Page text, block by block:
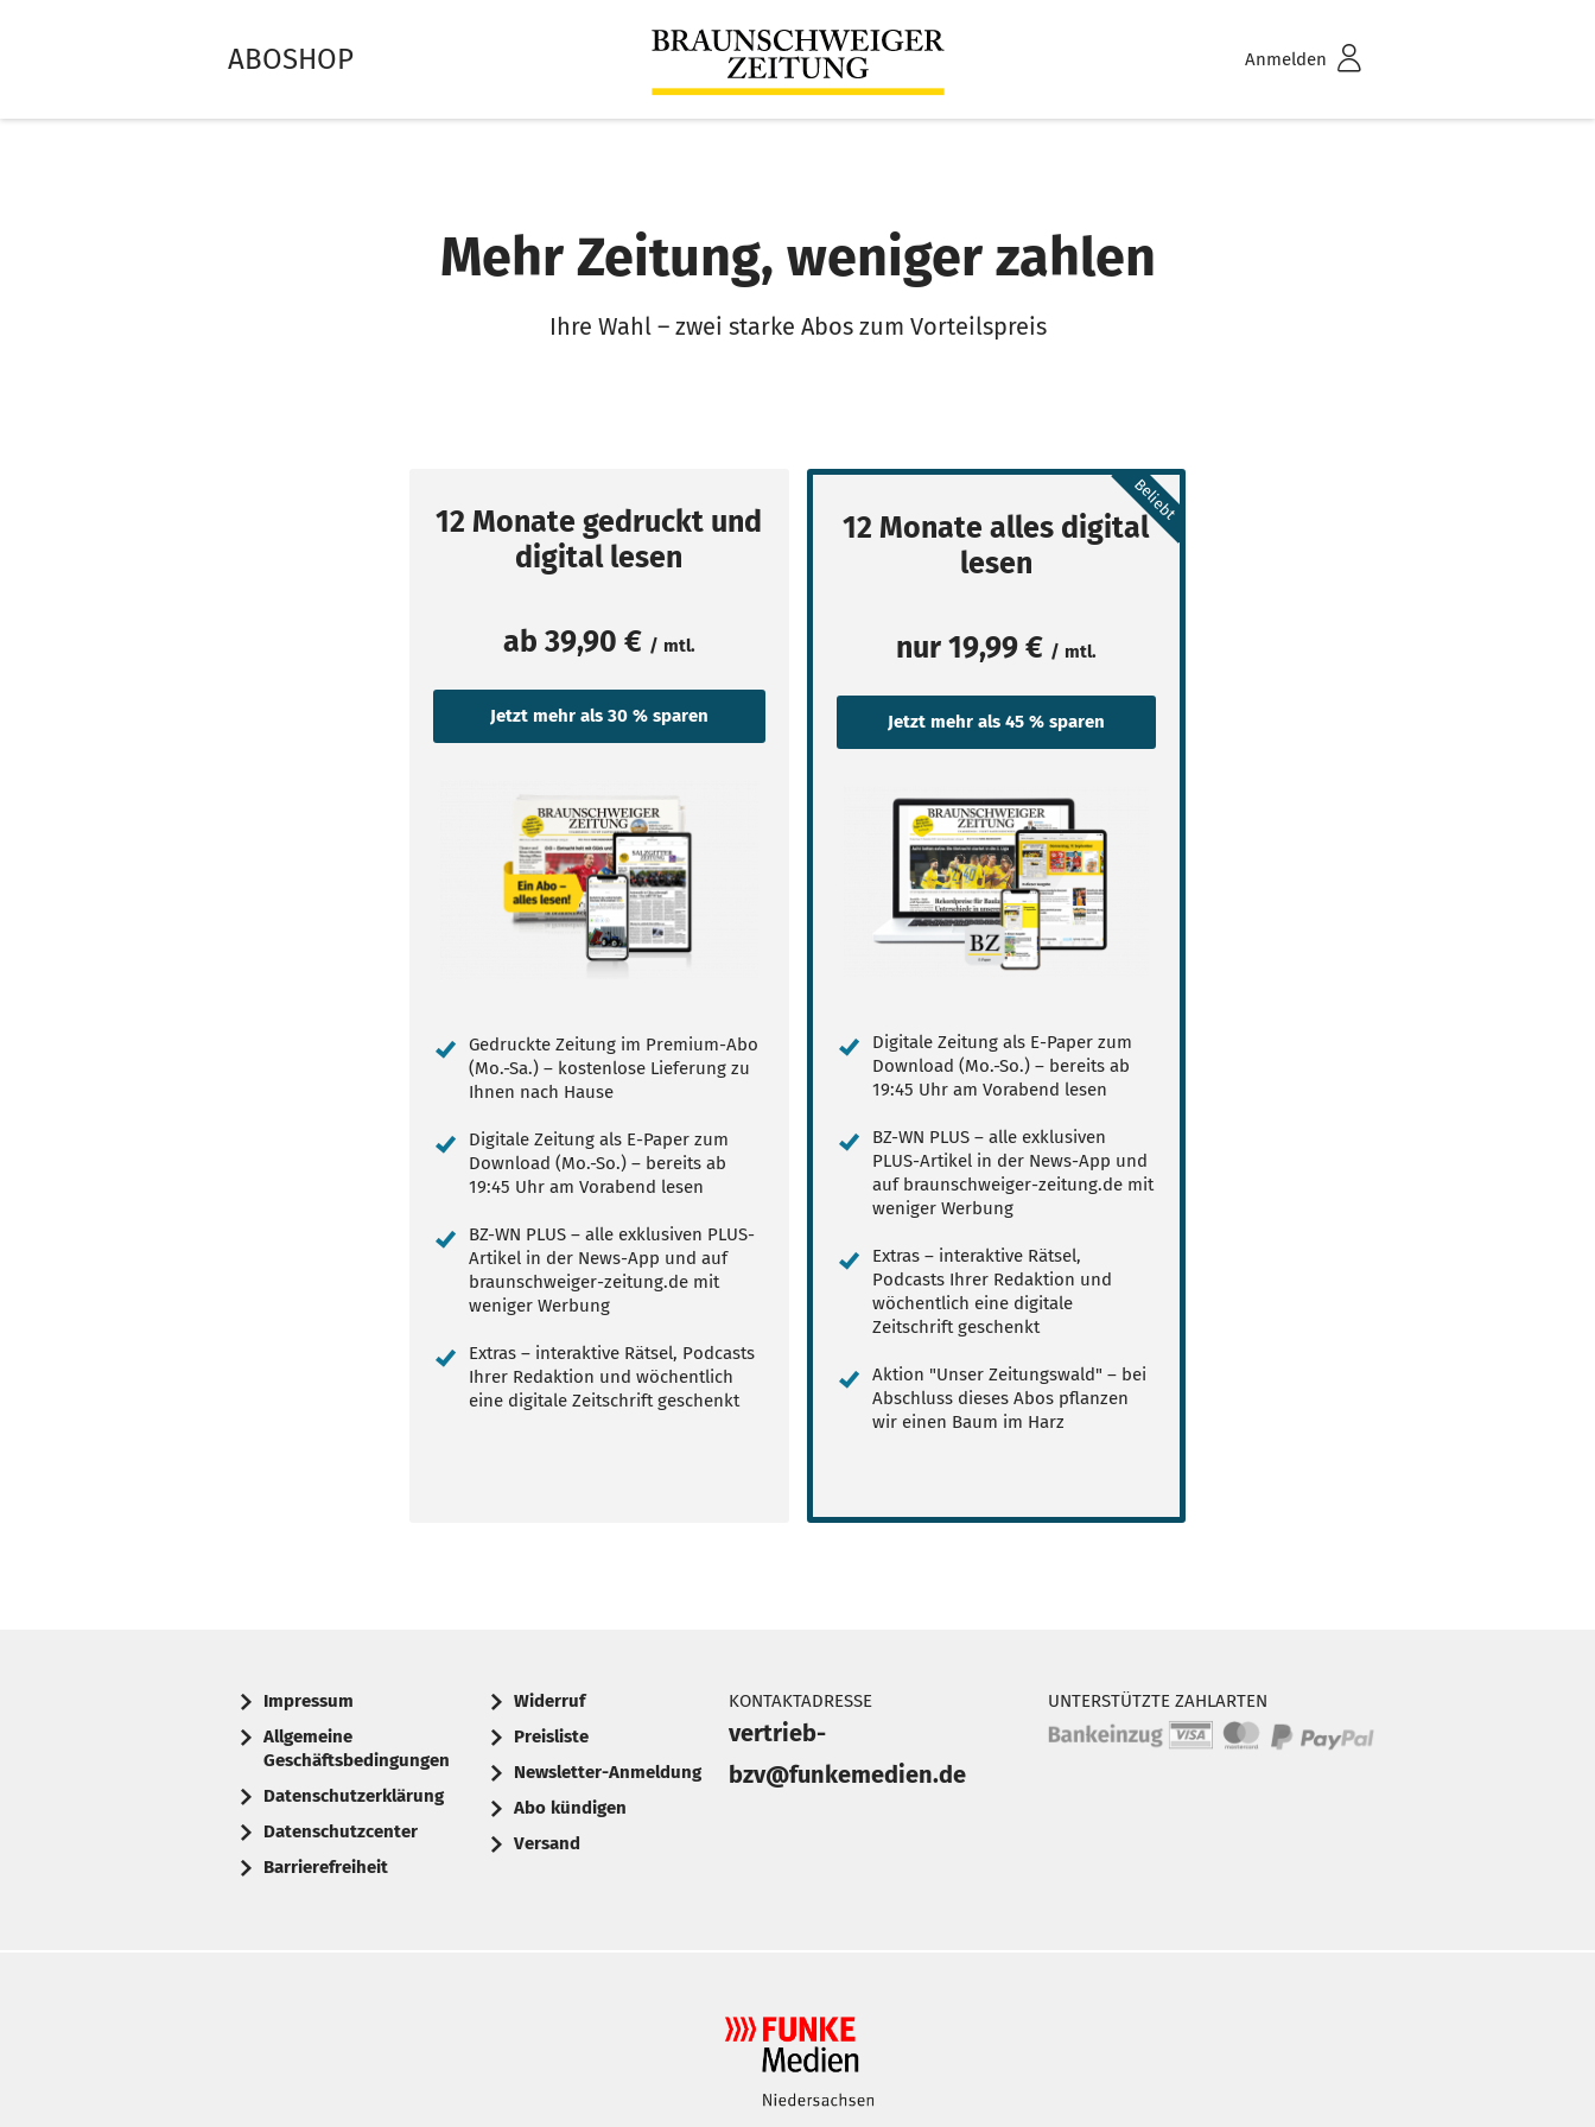
ABOSHOP Anmelden
Mehr Zeitung, weniger zahlen
Ihre Wahl – zwei starke Abos zum Vorteilspreis
12 Monate gedruckt und
digital lesen
ab 39,90 € / mtl.
Gedruckte Zeitung im Premium-Abo
(Mo.-Sa.) – kostenlose Lieferung zu
Ihnen nach Hause
Digitale Zeitung als E-Paper zum
Download (Mo.-So.) – bereits ab
19:45 Uhr am Vorabend lesen
BZ-WN PLUS – alle exklusiven PLUS-
Artikel in der News-App und auf
braunschweiger-zeitung.de mit
weniger Werbung
Extras – interaktive Rätsel, Podcasts
Ihrer Redaktion und wöchentlich
eine digitale Zeitschrift geschenkt
Beliebt
12 Monate alles digital
lesen
nur 19,99 € / mtl.
Digitale Zeitung als E-Paper zum
Download (Mo.-So.) – bereits ab
19:45 Uhr am Vorabend lesen
BZ-WN PLUS – alle exklusiven
PLUS-Artikel in der News-App und
auf braunschweiger-zeitung.de mit
weniger Werbung
Extras – interaktive Rätsel,
Podcasts Ihrer Redaktion und
wöchentlich eine digitale
Zeitschrift geschenkt
Aktion "Unser Zeitungswald" – bei
Abschluss dieses Abos pflanzen
wir einen Baum im Harz
Impressum
Allgemeine
Geschäftsbedingungen
Datenschutzerklärung
Datenschutzcenter
Barrierefreiheit
Widerruf
Preisliste
Newsletter-Anmeldung
Abo kündigen
Versand
KONTAKTADRESSE
vertrieb-
bzv@funkemedien.de
UNTERSTÜTZTE ZAHLARTEN